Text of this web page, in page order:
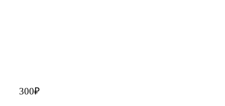
300₽